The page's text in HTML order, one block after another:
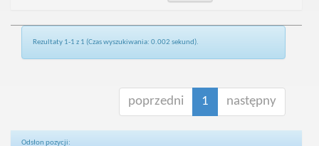
Rezultaty 1-1 z 1 (Czas wyszukiwania: 0.002 sekund).
poprzedni 1 następny
Odsłon pozycji: